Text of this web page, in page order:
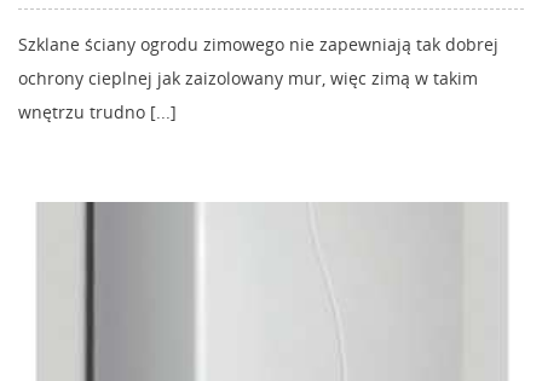
Szklane ściany ogrodu zimowego nie zapewniają tak dobrej
ochrony cieplnej jak zaizolowany mur, więc zimą w takim
wnętrzu trudno [...]